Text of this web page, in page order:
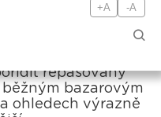
+A -A
si mnoho českých
nové notebooky
repasovaný
bazarovým
ohledech výrazně